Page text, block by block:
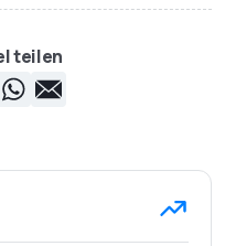
teilen